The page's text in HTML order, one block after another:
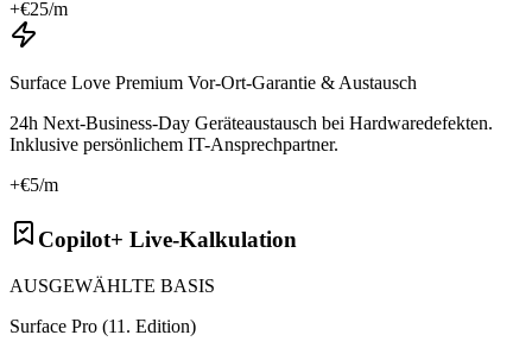
+€25/m
Surface Love Premium Vor-Ort-Garantie & Austausch
24h Next-Business-Day Geräteaustausch bei Hardwaredefekten.
Inklusive persönlichem IT-Ansprechpartner.
+€5/m
Copilot+ Live-Kalkulation
AUSGEWÄHLTE BASIS
Surface Pro (11. Edition)